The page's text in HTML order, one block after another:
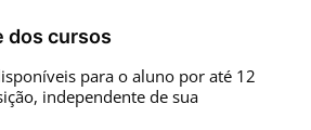
dos cursos
para o aluno por até 12
independente de sua